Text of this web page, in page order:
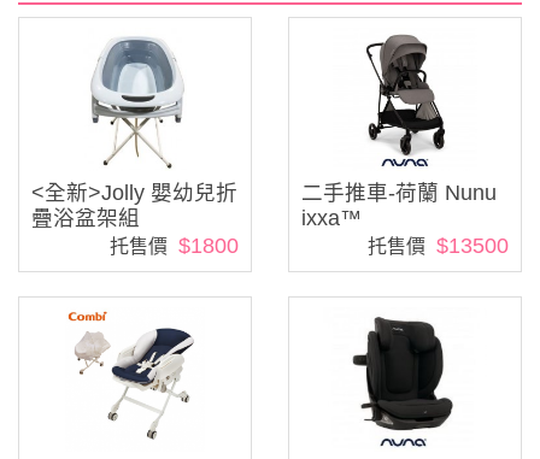
<全新>Jolly 嬰幼兒折
疊浴盆架組
托售價 $1800
二手推車-荷蘭 Nunu
ixxa™
托售價 $13500